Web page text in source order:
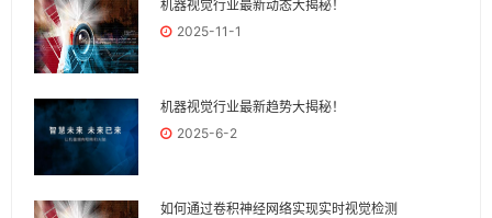
机器视觉行业最新动态大揭秘！
2025-11-1
机器视觉行业最新趋势大揭秘！
2025-6-2
如何通过卷积神经网络实现实时视觉检测